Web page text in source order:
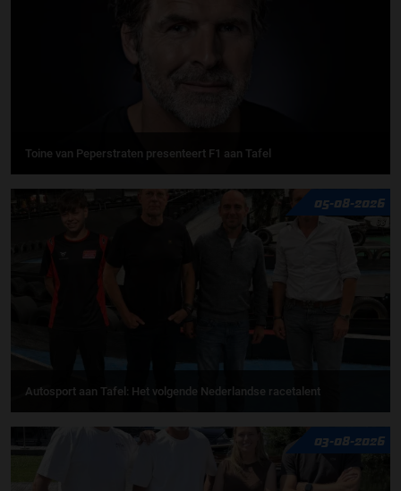
Toine van Peperstraten presenteert F1 aan Tafel
05-08-2026
Autosport aan Tafel: Het volgende Nederlandse racetalent
03-08-2026